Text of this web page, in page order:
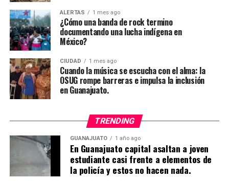
ALERTAS 1 mes ago
¿Cómo una banda de rock termino
documentando una lucha indígena en
México?
CIUDAD 1 mes ago
Cuando la música se escucha con el alma: la
OSUG rompe barreras e impulsa la inclusión
en Guanajuato.
TRENDING
GUANAJUATO 1 año ago
En Guanajuato capital asaltan a joven
estudiante casi frente a elementos de
la policía y estos no hacen nada.